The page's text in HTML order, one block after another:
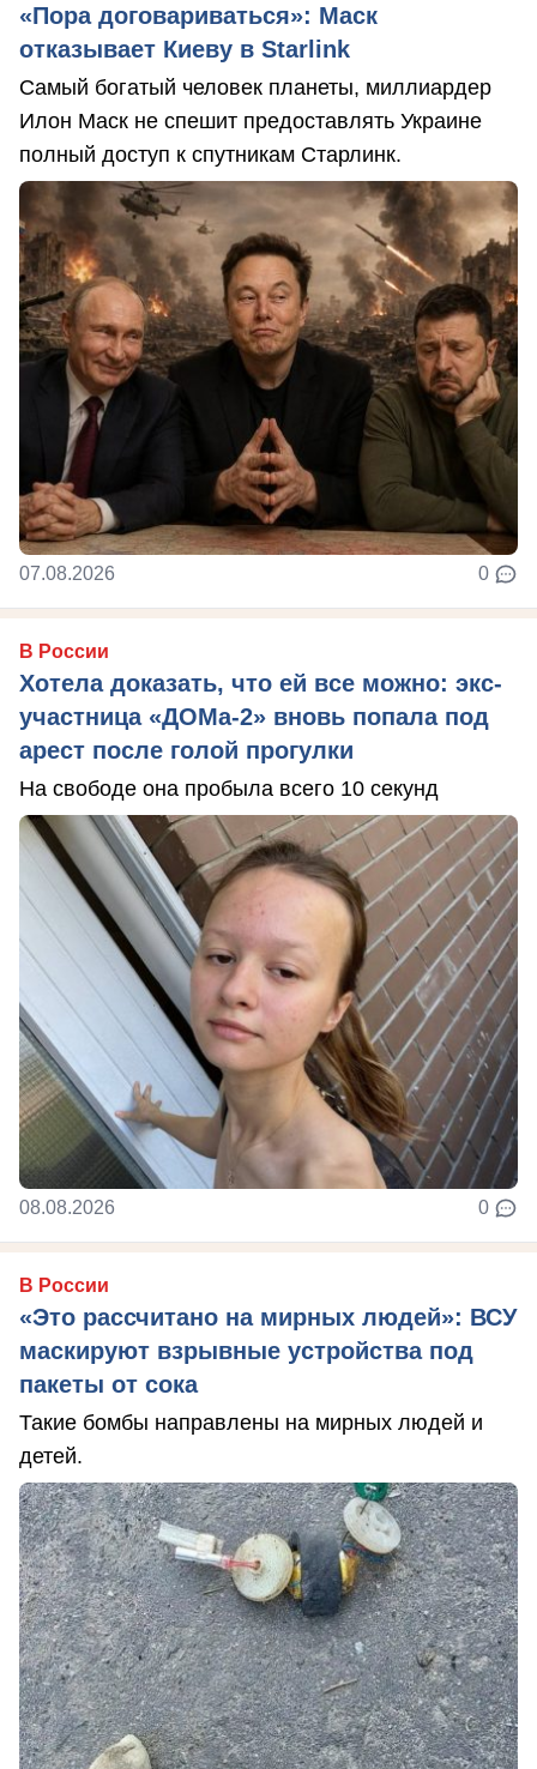
«Пора договариваться»: Маск
отказывает Киеву в Starlink
Самый богатый человек планеты, миллиардер
Илон Маск не спешит предоставлять Украине
полный доступ к спутникам Старлинк.
07.08.2026 0
В России
Хотела доказать, что ей все можно: экс-
участница «ДОМа-2» вновь попала под
арест после голой прогулки
На свободе она пробыла всего 10 секунд
08.08.2026 0
В России
«Это рассчитано на мирных людей»: ВСУ
маскируют взрывные устройства под
пакеты от сока
Такие бомбы направлены на мирных людей и
детей.